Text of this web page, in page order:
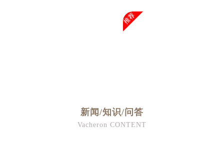
推荐
新闻/知识/问答
Vacheron CONTENT